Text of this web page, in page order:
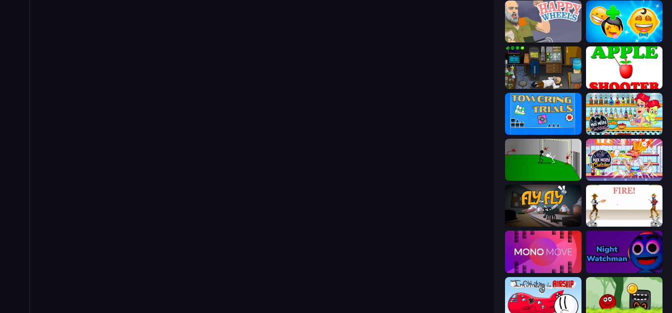
Happy Wheels Smileys: Family Tree emoji
Foreign Creature Apple Shooter
Max Mixed Cocktails
Max Mixed Cuisine
Fly for Fly Gunblood
Mono Move